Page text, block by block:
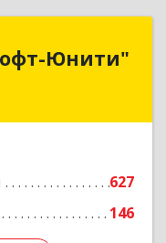
Юнити"
627
146
Юнити"
муниципальный
Подробнее